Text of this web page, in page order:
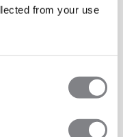
from your use